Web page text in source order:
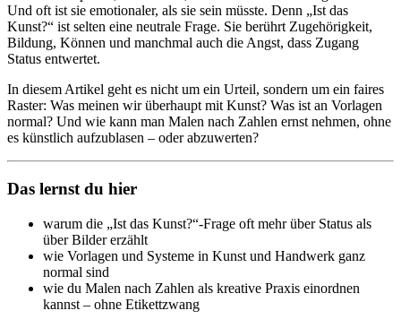
Und oft ist sie emotionaler, als sie sein müsste. Denn „Ist das
Kunst?“ ist selten eine neutrale Frage. Sie berührt Zugehörigkeit,
Bildung, Können und manchmal auch die Angst, dass Zugang
Status entwertet.
In diesem Artikel geht es nicht um ein Urteil, sondern um ein faires
Raster: Was meinen wir überhaupt mit Kunst? Was ist an Vorlagen
normal? Und wie kann man Malen nach Zahlen ernst nehmen, ohne
es künstlich aufzublasen – oder abzuwerten?
Das lernst du hier
warum die „Ist das Kunst?“-Frage oft mehr über Status als
über Bilder erzählt
wie Vorlagen und Systeme in Kunst und Handwerk ganz
normal sind
wie du Malen nach Zahlen als kreative Praxis einordnen
kannst – ohne Etikettzwang